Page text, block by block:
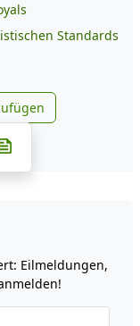
Standards
Google
auf Telegram
X
Eilmeldungen,